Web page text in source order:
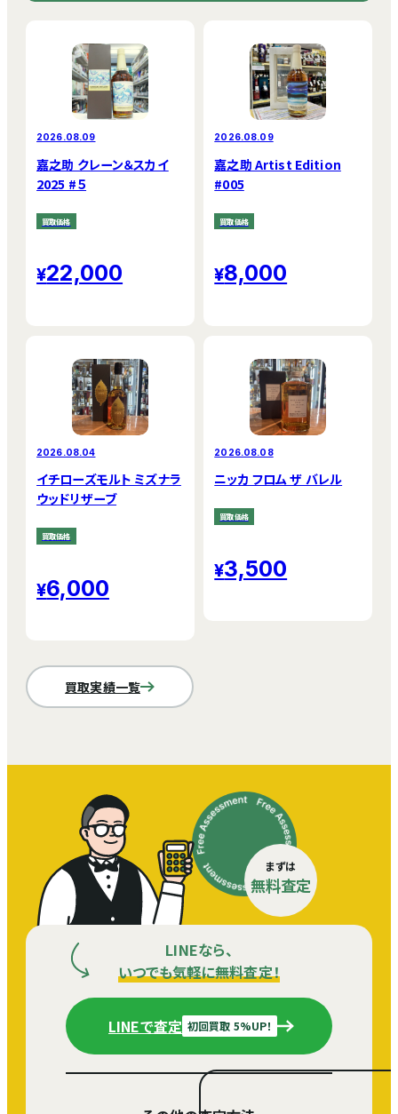
2026.08.09
嘉之助 クレーン＆スカイ
2025 #５
買取価格
22,000
2026.08.09
嘉之助 Artist Edition
#005
買取価格
8,000
2026.08.04
イチローズモルト ミズナラ
ウッドリザーブ
買取価格
6,000
2026.08.08
ニッカ フロム ザ バレル
買取価格
3,500
買取実績一覧
まずは
無料査定
LINEなら、
いつでも気軽に無料査定！
LINEで査定 初回買取 5%UP！